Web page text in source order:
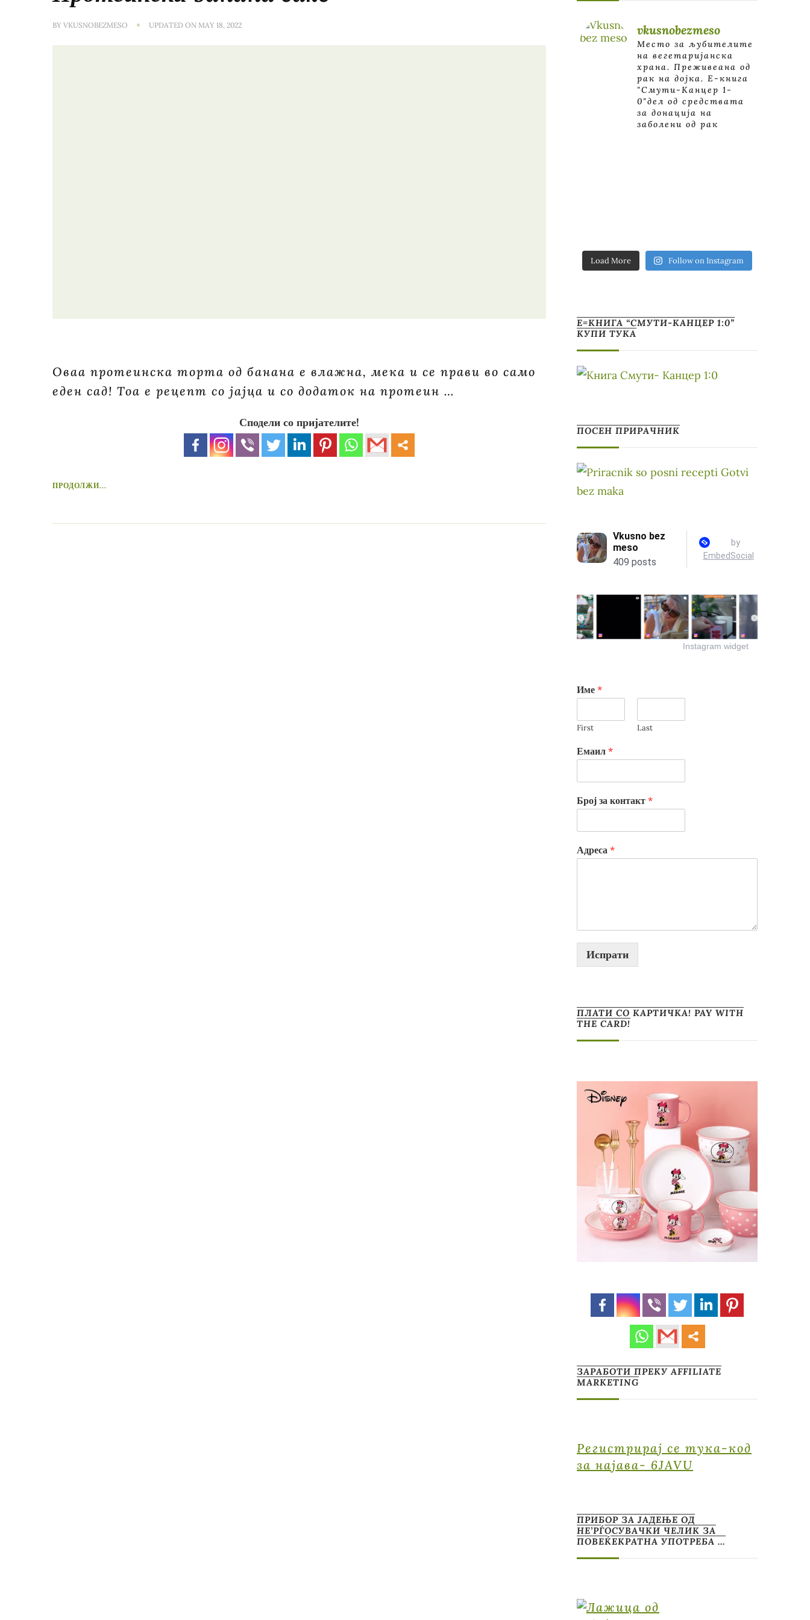
BYVKUSNOBEZMESO UPDATED ON MAY 18, 2022
Оваа протеинска торта од банана е влажна, мека и се прави во само
еден сад! Тоа е рецепт со јајца и со додаток на протеин …
Сподели со пријателите!
ПРОДОЛЖИ...
vkusnobezmeso
Место за љубителите
на вегетаријанска
храна. Преживеана од
рак на дојка. E-книга
"Смути-Канцер 1-
0"дел од средствата
за донација на
заболени од рак
Load More Follow on Instagram
Е=КНИГА “СМУТИ-КАНЦЕР 1:0”
КУПИ ТУКА
ПОСЕН ПРИРАЧНИК
Instagram widget
Име *
First Last
Емаил *
Број за контакт *
Адреса *
Испрати
ПЛАТИ СО КАРТИЧКА! PAY WITH
THE CARD!
ЗАРАБОТИ ПРЕКУ AFFILIATE
MARKETING
Регистрирај се тука-код
за најава- 6JAVU
ПРИБОР ЗА ЈАДЕЊЕ ОД
НЕ’РЃОСУВАЧКИ ЧЕЛИК ЗА
ПОВЕЌЕКРАТНА УПОТРЕБА …